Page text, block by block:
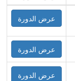
عرض الدورة
عرض الدورة
عرض الدورة